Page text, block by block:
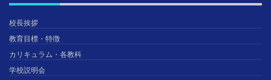
校長挨拶
教育目標・特徴
カリキュラム・各教科
学校説明会